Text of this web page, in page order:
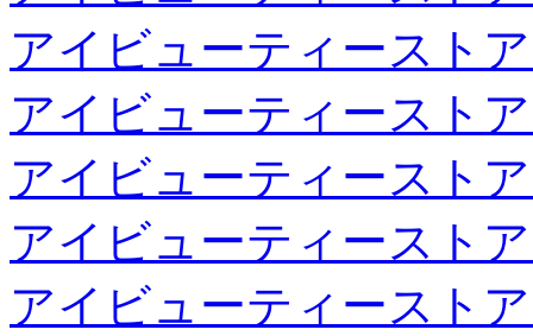
アイビューティースト
アイビューティースト
アイビューティースト
アイビューティースト
アイビューティースト